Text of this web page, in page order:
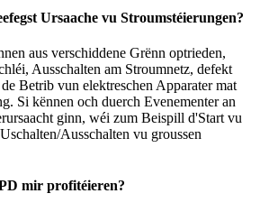
Ursaache vu Stroumstéierungen?
aus verschiddene Grënn optrieden,
Ausschalten am Stroumnetz, defekt
Betrib vun elektreschen Apparater mat
Si kënnen och duerch Evenementer an
ginn, wéi zum Beispill d'Start vu
Ausschalten vu groussen
mir profitéieren?